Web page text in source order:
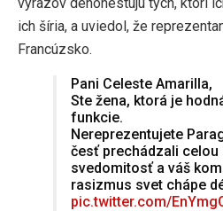
ich šíria, a uviedol, že
Francúzsko.
Pani Celeste Amarilla,
Ste žena, ktorá je
funkcie.
Nereprezentujete
česť prechádzali celou
svedomitosť a váš
rasizmus svet chápe
pic.twitter.com/